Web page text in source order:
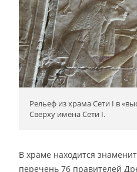
Рельеф из храма Сети I в
Сверху имена Сети I.
В храме находится
перечень 76 правителей